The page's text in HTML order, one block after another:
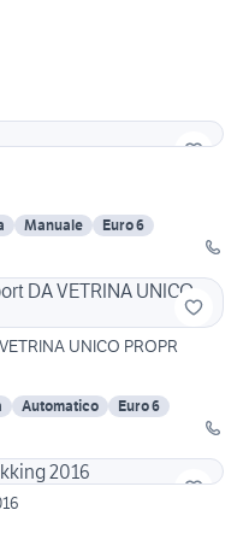
Manuale
Euro 6
UNICO PROPR
Automatico
Euro 6